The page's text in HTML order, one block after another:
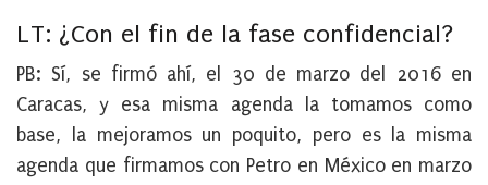
LT: ¿Con el fin de la fase confidencial?
PB: Sí, se firmó ahí, el 30 de marzo del 2016 en
Caracas, y esa misma agenda la tomamos como
base, la mejoramos un poquito, pero es la misma
agenda que firmamos con Petro en México en marzo